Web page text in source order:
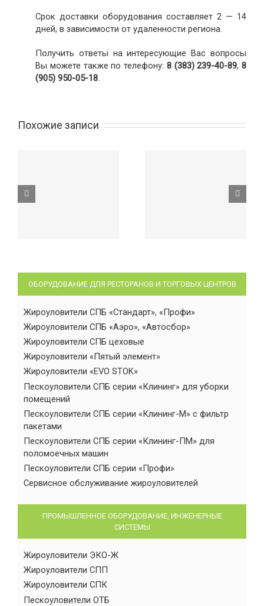
Срок доставки оборудования составляет 2 — 14
дней, в зависимости от удаленности региона.
Получить ответы на интересующие Вас вопросы
Вы можете также по телефону: 8 (383) 239-40-89, 8
(905) 950-05-18.
Похожие записи
ОБОРУДОВАНИЕ ДЛЯ РЕСТОРАНОВ И ТОРГОВЫХ ЦЕНТРОВ
Жироуловители СПБ «Стандарт», «Профи»
Жироуловители СПБ «Аэро», «Автосбор»
Жироуловители СПБ цеховые
Жироуловители «Пятый элемент»
Жироуловители «EVO STOK»
Пескоуловители СПБ серии «Клининг» для уборки
помещений
Пескоуловители СПБ серии «Клининг-М» с фильтр
пакетами
Пескоуловители СПБ серии «Клининг-ПМ» для
поломоечных машин
Пескоуловители СПБ серии «Профи»
Сервисное обслуживание жироуловителей
ПРОМЫШЛЕННОЕ ОБОРУДОВАНИЕ, ИНЖЕНЕРНЫЕ
СИСТЕМЫ
Жироуловители ЭКО-Ж
Жироуловители СПП
Жироуловители СПК
Пескоуловители ОТБ